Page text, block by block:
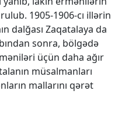
1905-1906-cı illərin
dalğası Zaqatalaya da
sonra, bölgədə
üçün daha ağır
müsalmanları
mallarını qərət